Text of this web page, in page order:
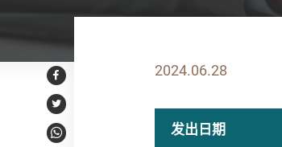
Facebook
Twitter
WhatsApp
2024.06.28
发出日期